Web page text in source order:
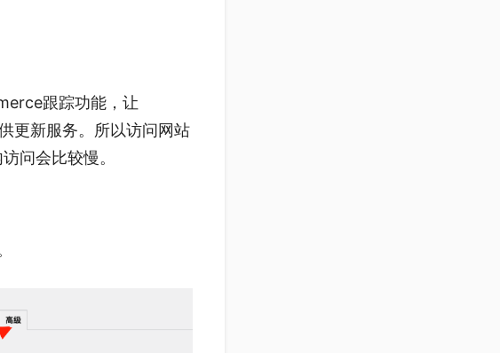
跟踪功能，让
更新服务。所以访问网站
问会比较慢。